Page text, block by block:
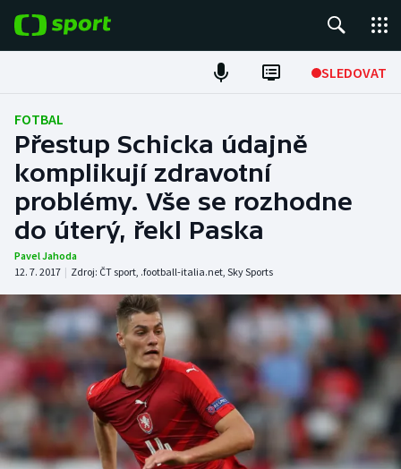
SLEDOVAT
Fotbal
Hokej
Tenis
Atletika
DALŠÍ SPORTY
Americký fotbal
Baseball a softbal
Basketbal
NEPŘEHLÉDNĚTE
Soutěže
Historické návraty
FOTBAL
Přestup Schicka údajně
komplikují zdravotní
problémy. Vše se rozhodne
do úterý, řekl Paska
Pavel Jahoda
12. 7. 2017 | Zdroj: ČT sport, .football-italia.net, Sky Sports